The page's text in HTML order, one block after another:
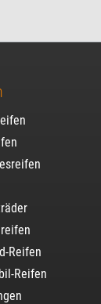
Reifen
Reifen